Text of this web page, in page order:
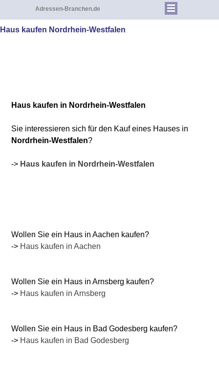
Adressen-Branchen.de
Haus kaufen Nordrhein-Westfalen
Haus kaufen in Nordrhein-Westfalen
Sie interessieren sich für den Kauf eines Hauses in
Nordrhein-Westfalen?
-> Haus kaufen in Nordrhein-Westfalen
Wollen Sie ein Haus in Aachen kaufen?
-> Haus kaufen in Aachen
Wollen Sie ein Haus in Arnsberg kaufen?
-> Haus kaufen in Arnsberg
Wollen Sie ein Haus in Bad Godesberg kaufen?
-> Haus kaufen in Bad Godesberg